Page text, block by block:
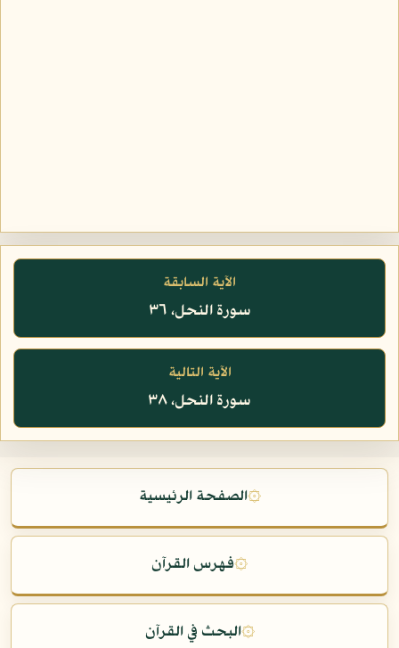
الآية السابقة
سورة النحل، ٣٦
الآية التالية
سورة النحل، ٣٨
۞الصفحة الرئيسية
۞فهرس القرآن
۞البحث في القرآن